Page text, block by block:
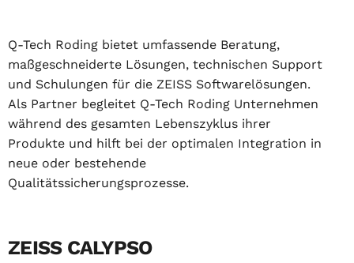
Q-Tech Roding bietet umfassende Beratung,
maßgeschneiderte Lösungen, technischen Support
und Schulungen für die ZEISS Softwarelösungen.
Als Partner begleitet Q-Tech Roding Unternehmen
während des gesamten Lebenszyklus ihrer
Produkte und hilft bei der optimalen Integration in
neue oder bestehende
Qualitätssicherungsprozesse.
ZEISS CALYPSO